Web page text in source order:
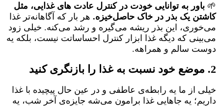
🌱 باور به توانایی خودت در کنترل عادت های غذایی، مثل
کاشتن یک بذر در خاک حاصل‌خیزه. هر بار که آگاهانه‌تر غذا
می‌خوری، این بذر ریشه می‌گیره و رشد می‌کنه. خیلی زود
می‌بینی که دیگه غذا ابزار کنترل احساساتت نیست، بلکه یه
دوست سالم و همراهه.
2. موضع خود نسبت به غذا را بازنگری کنید
خیلی از ما یه رابطه‌ی عاطفی و در عین حال پیچیده با غذا
داریم؛ یه جاهایی غذا برامون می‌شه جایزه‌ی آخر شب، یه